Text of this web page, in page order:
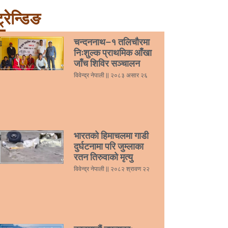
चन्दननाथ–१ तलिचौरमा
निःशुल्क प्राथमिक आँखा
जाँच शिविर सञ्चालन
विवेन्द्र नेपाली २०८३ असार २६
भारतको हिमाचलमा गाडी
दुर्घटनामा परि जुम्लाका
रतन तिरुवाको मृत्यु
विवेन्द्र नेपाली २०८२ श्रावण २२